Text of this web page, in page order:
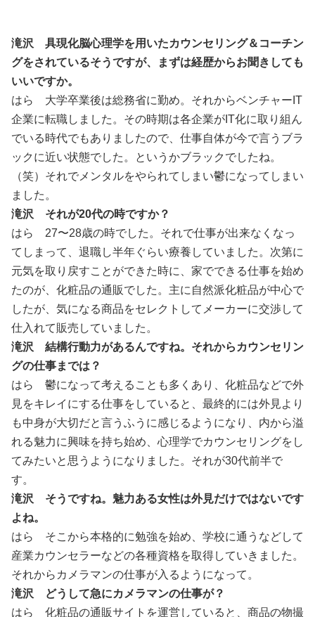
滝沢 具現化脳心理学を用いたカウンセリング＆コーチン
グをされているそうですが、まずは経歴からお聞きしても
いいですか。
はら 大学卒業後は総務省に勤め。それからベンチャーIT
企業に転職しました。その時期は各企業がIT化に取り組ん
でいる時代でもありましたので、仕事自体が今で言うブラ
ックに近い状態でした。というかブラックでしたね。
（笑）それでメンタルをやられてしまい鬱になってしまい
ました。
滝沢 それが20代の時ですか？
はら 27〜28歳の時でした。それで仕事が出来なくなっ
てしまって、退職し半年ぐらい療養していました。次第に
元気を取り戻すことができた時に、家でできる仕事を始め
たのが、化粧品の通販でした。主に自然派化粧品が中心で
したが、気になる商品をセレクトしてメーカーに交渉して
仕入れて販売していました。
滝沢 結構行動力があるんですね。それからカウンセリン
グの仕事までは？
はら 鬱になって考えることも多くあり、化粧品などで外
見をキレイにする仕事をしていると、最終的には外見より
も中身が大切だと言うふうに感じるようになり、内から溢
れる魅力に興味を持ち始め、心理学でカウンセリングをし
てみたいと思うようになりました。それが30代前半で
す。
滝沢 そうですね。魅力ある女性は外見だけではないです
よね。
はら そこから本格的に勉強を始め、学校に通うなどして
産業カウンセラーなどの各種資格を取得していきました。
それからカメラマンの仕事が入るようになって。
滝沢 どうして急にカメラマンの仕事が？
はら 化粧品の通販サイトを運営していると、商品の物撮